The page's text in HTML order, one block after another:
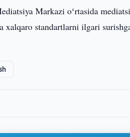
Markazi oʻrtasida
standartlarni ilgari